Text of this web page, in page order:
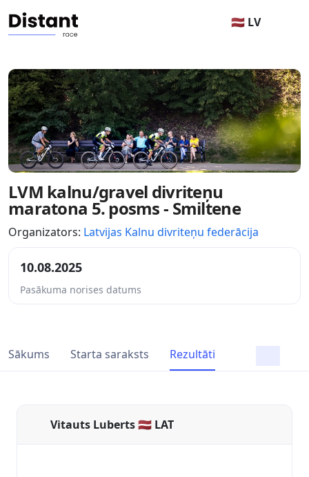
🇱🇻 LV
LVM kalnu/gravel divriteņu
maratona 5. posms - Smiltene
Organizators: Latvijas Kalnu divriteņu federācija
10.08.2025
Pasākuma norises datums
Sākums Starta saraksts Rezultāti
Vitauts Luberts 🇱🇻 LAT